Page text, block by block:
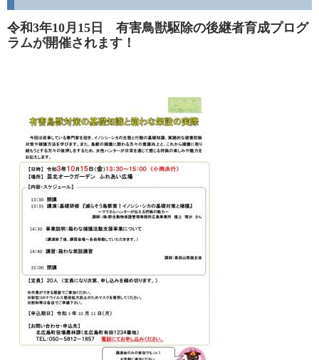
令和3年10月15日 有害鳥獣駆除の後継者育成プログ
ラムが開催されます！